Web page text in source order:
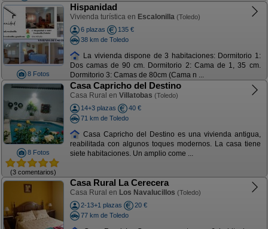
8 Fotos
Hispanidad
Vivienda turística en Escalonilla (Toledo)
6 plazas
135 €
38 km de Toledo
La vivienda dispone de 3 habitaciones: Dormitorio 1:
Dos camas de 90 cm. Dormitorio 2: Cama de 1, 35 cm.
Dormitorio 3: Camas de 80cm (Cama n ...
8 Fotos
(3 comentarios)
Casa Capricho del Destino
Casa Rural en Villatobas (Toledo)
14+3 plazas
40 €
71 km de Toledo
Casa Capricho del Destino es una vivienda antigua,
reabilitada con algunos toques modernos. La casa tiene
siete habitaciones. Un amplio come ...
Casa Rural La Cerecera
Casa Rural en Los Navalucillos (Toledo)
2-13+1 plazas
20 €
77 km de Toledo